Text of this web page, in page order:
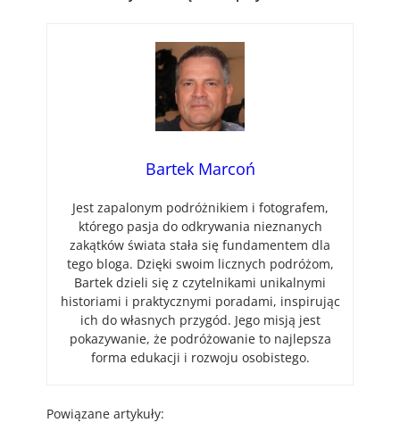
Bartek Marcoń
Jest zapalonym podróżnikiem i fotografem,
którego pasja do odkrywania nieznanych
zakątków świata stała się fundamentem dla
tego bloga. Dzięki swoim licznych podróżom,
Bartek dzieli się z czytelnikami unikalnymi
historiami i praktycznymi poradami, inspirując
ich do własnych przygód. Jego misją jest
pokazywanie, że podróżowanie to najlepsza
forma edukacji i rozwoju osobistego.
Powiązane artykuły: